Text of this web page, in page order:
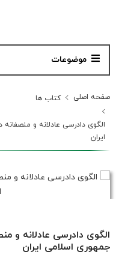
موضوعات
صفحه اصلی کتاب ها
الگوی دادرسی عادلانه و
ایران
الگوی دادرسی عادلانه و
جمهوری اسلامی ایران